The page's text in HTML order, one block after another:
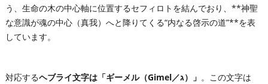
う、生命の木の中心軸に位置するセフィロトを結んでおり、**神聖
な意識が魂の中心（真我）へと降りてくる“内なる啓示の道”**を表
しています。
対応する ヘブライ文字は「ギーメル（Gimel／ג）」 。この文字は